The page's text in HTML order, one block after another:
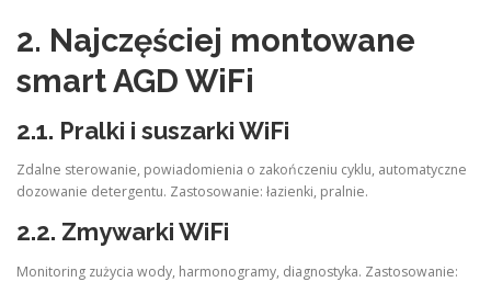
2. Najczęściej montowane
smart AGD WiFi
2.1. Pralki i suszarki WiFi
Zdalne sterowanie, powiadomienia o zakończeniu cyklu, automatyczne
dozowanie detergentu. Zastosowanie: łazienki, pralnie.
2.2. Zmywarki WiFi
Monitoring zużycia wody, harmonogramy, diagnostyka. Zastosowanie: